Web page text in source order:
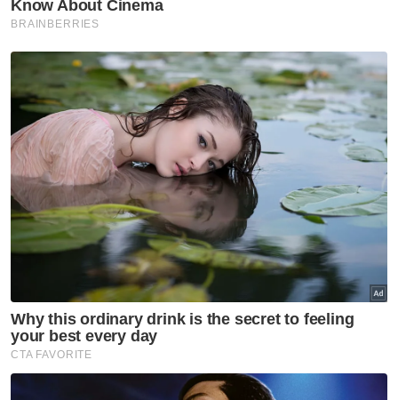
Berita Telus & Tulus menerusi E-Mel setiap
hari!